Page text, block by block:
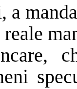
a
reale